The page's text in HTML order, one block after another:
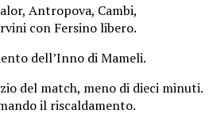
Antropova, Cambi,
con Fersino libero.
dell’Inno di Mameli.
del match, meno di dieci minuti.
il riscaldamento.